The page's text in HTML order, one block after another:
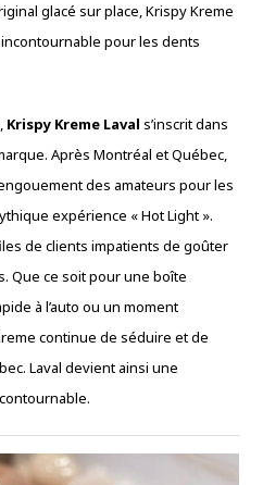
glacé sur place, Krispy Kreme
incontournable pour les dents
Krispy Kreme Laval s’inscrit dans
Après Montréal et Québec,
des amateurs pour les
expérience « Hot Light ».
de clients impatients de goûter
Que ce soit pour une boîte
à l’auto ou un moment
continue de séduire et de
Laval devient ainsi une